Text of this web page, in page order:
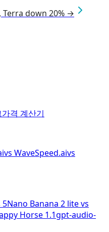
Terra down 20% →
가격 계산기
vs WaveSpeed.aivs
5Nano Banana 2 litevs
Horse 1.1gpt-audio-